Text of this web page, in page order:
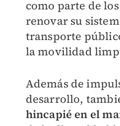
como parte de
renovar su
transporte
la movilidad
Además de
desarrollo,
hincapié en el